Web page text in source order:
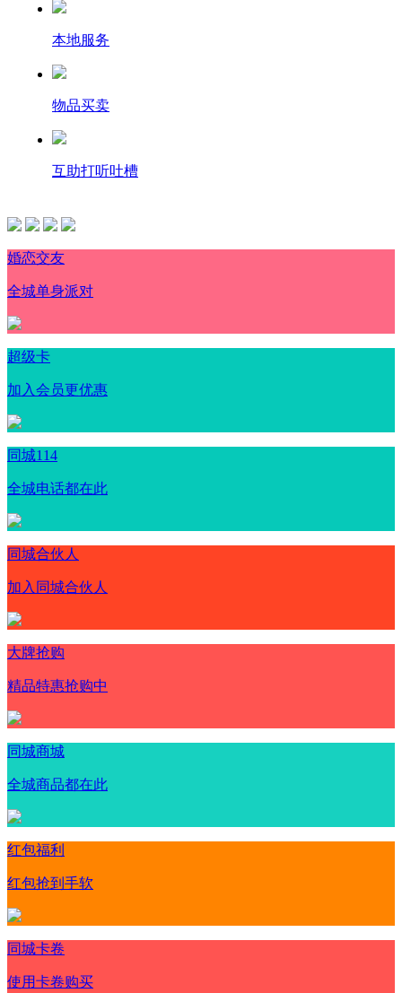
本地服务
物品买卖
互助打听吐槽
婚恋交友
全城单身派对
超级卡
加入会员更优惠
同城114
全城电话都在此
同城合伙人
加入同城合伙人
大牌抢购
精品特惠抢购中
同城商城
全城商品都在此
红包福利
红包抢到手软
同城卡卷
使用卡卷购买